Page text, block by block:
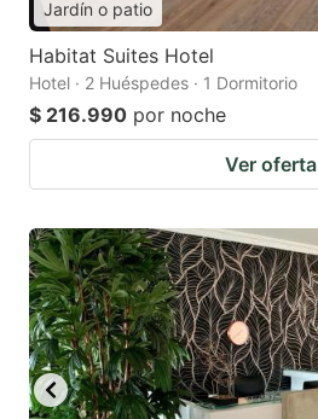
Jardín o patio
Habitat Suites Hotel
Hotel · 2 Huéspedes · 1 Dormitorio
$ 216.990 por noche
Ver oferta